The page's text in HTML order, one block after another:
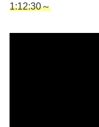
1:12:30～